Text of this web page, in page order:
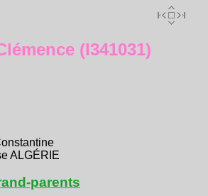
(I341031)
ALGÉRIE
parents